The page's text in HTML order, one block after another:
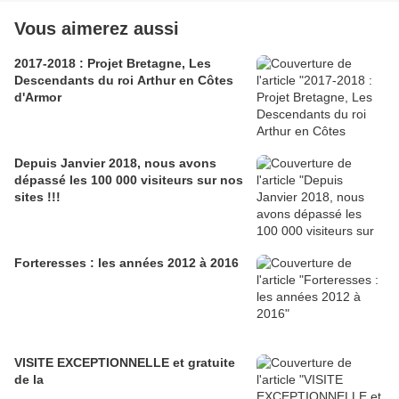
Vous aimerez aussi
2017-2018 : Projet Bretagne, Les
Descendants du roi Arthur en Côtes
d'Armor
Depuis Janvier 2018, nous avons
dépassé les 100 000 visiteurs sur nos
sites !!!
Forteresses : les années 2012 à 2016
VISITE EXCEPTIONNELLE et gratuite
de la